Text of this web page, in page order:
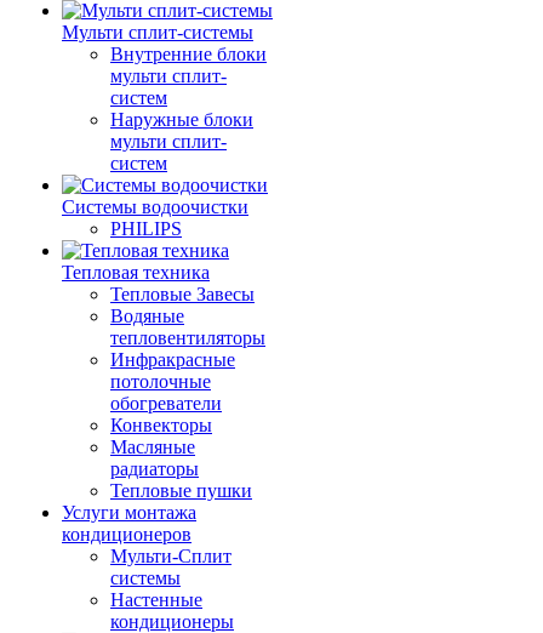
Мульти сплит-системы
Внутренние блоки
мульти сплит-
систем
Наружные блоки
мульти сплит-
систем
Системы водоочистки
PHILIPS
Тепловая техника
Тепловые Завесы
Водяные
тепловентиляторы
Инфракрасные
потолочные
обогреватели
Конвекторы
Масляные
радиаторы
Тепловые пушки
Услуги монтажа
кондиционеров
Мульти-Сплит
системы
Настенные
кондиционеры